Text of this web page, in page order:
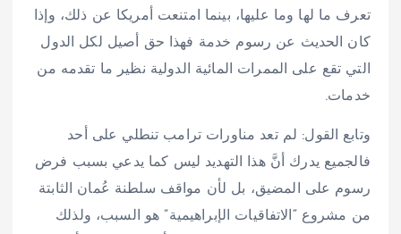
تعرف ما لها وما عليها، بينما امتنعت أمريكا عن ذلك، وإذا
كان الحديث عن رسوم خدمة فهذا حق أصيل لكل الدول
التي تقع على الممرات المائية الدولية نظير ما تقدمه من
خدمات.
وتابع القول: لم تعد مناورات ترامب تنطلي على أحد
فالجميع يدرك أنَّ هذا التهديد ليس كما يدعي بسبب فرض
رسوم على المضيق، بل لأن مواقف سلطنة عُمان الثابتة
من مشروع “الاتفاقيات الإبراهيمية” هو السبب، ولذلك